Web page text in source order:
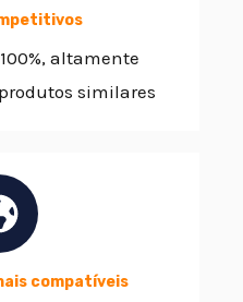
altamente
similares
compatíveis